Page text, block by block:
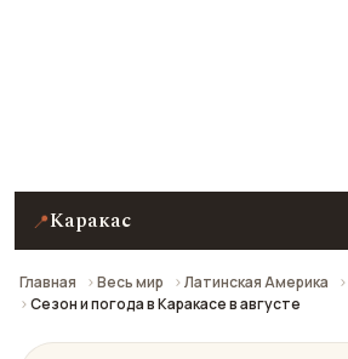
📍Каракас
Главная Весь мир Латинская Америка
Сезон и погода в Каракасе в августе